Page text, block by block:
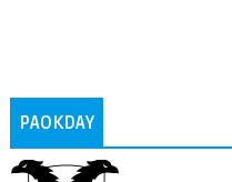
PAOKDAY